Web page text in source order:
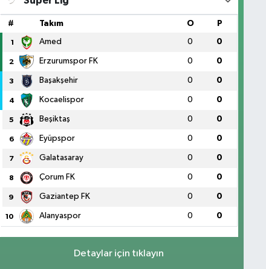
# Takım O P
1 Amed 0 0
2 Erzurumspor FK 0 0
3 Başakşehir 0 0
4 Kocaelispor 0 0
5 Beşiktaş 0 0
6 Eyüpspor 0 0
7 Galatasaray 0 0
8 Çorum FK 0 0
9 Gaziantep FK 0 0
10 Alanyaspor 0 0
Detaylar için tıklayın